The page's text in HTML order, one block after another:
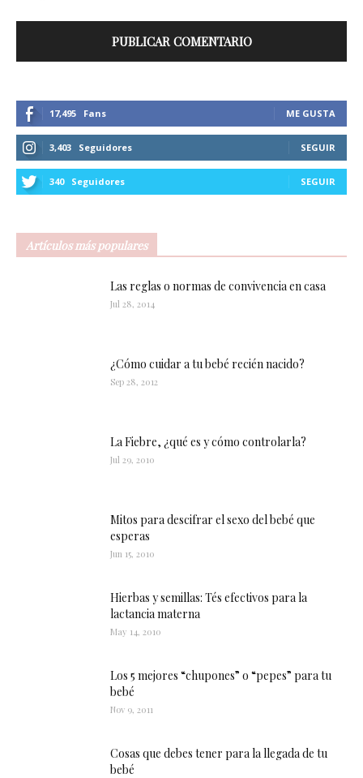
17,495 Fans ME GUSTA
3,403 Seguidores SEGUIR
340 Seguidores SEGUIR
Artículos más populares
Las reglas o normas de convivencia en casa
Jul 28, 2014
¿Cómo cuidar a tu bebé recién nacido?
Sep 28, 2012
La Fiebre, ¿qué es y cómo controlarla?
Jul 29, 2010
Mitos para descifrar el sexo del bebé que
esperas
Jun 15, 2010
Hierbas y semillas: Tés efectivos para la
lactancia materna
May 14, 2010
Los 5 mejores “chupones” o “pepes” para tu
bebé
Nov 9, 2011
Cosas que debes tener para la llegada de tu
bebé